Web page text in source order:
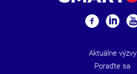
Aktuálne výzvy
Poraďte sa